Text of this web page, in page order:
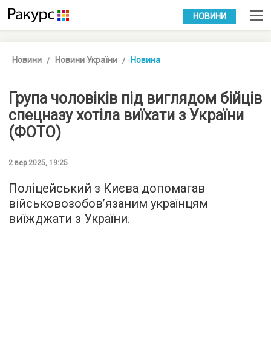
УКР РУС
НОВИНИ
Новини Новини України Новина
Група чоловіків під виглядом бійців
спецназу хотіла виїхати з України
(ФОТО)
2 вер 2025, 19:25
Поліцейський з Києва допомагав
військовозобов’язаним українцям
виїжджати з України.